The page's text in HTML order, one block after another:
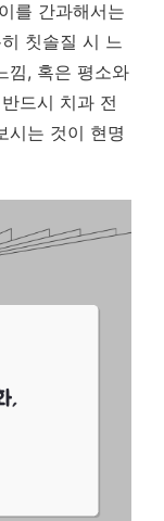
를 간과해서는
칫솔질 시 느
낌, 혹은 평소와
드시 치과 전
시는 것이 현명